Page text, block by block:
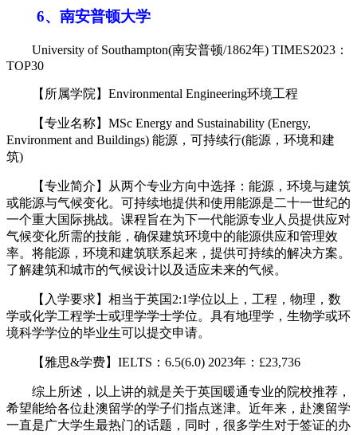
6、南安普顿大学
University of Southampton(南安普顿/1862年) TIMES2023：
TOP30
【所属学院】Environmental Engineering环境工程
【专业名称】MSc Energy and Sustainability (Energy,
Environment and Buildings) 能源，可持续行(能源，环境和建
筑)
【专业简介】从两个专业方向中选择：能源，环境与建筑
或能源与气候变化。可持续地提供和使用能源是二十一世纪的
一个重大国际挑战。课程旨在为下一代能源专业人员提供应对
气候变化所需的技能，确保建筑环境中的能源供应和管理效
率。将能源，环境和建筑联系起来，提供可持续的解决方案。
了解建筑和城市的气候设计以及适应未来的气候。
【入学要求】相当于英国2:1学位以上，工程，物理，数
学或化学工程学士或理学学士学位。具有地理学，生物学或环
境科学学位的毕业生可以提交申请。
【雅思&学费】IELTS：6.5(6.0) 2023年：£23,736
综上所述，以上讲的就是关于英国暖通专业的院校推荐，
希望能给各位赴澳留学的学子们指点迷津。近年来，赴澳留学
一直是广大学生最热门的话题，同时，很多学生对于签证的办